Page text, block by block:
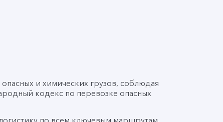
и химических грузов, соблюдая
кодекс по перевозке опасных